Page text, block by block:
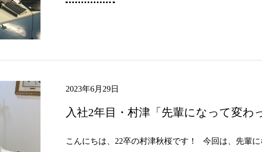
2023年6月29日
入社2年目・村津「先輩になって変わ
こんにちは、22卒の村津秋桜です！ 今回は、先輩